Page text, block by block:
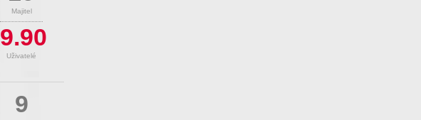
Majitel
9.90
Uživatelé
9